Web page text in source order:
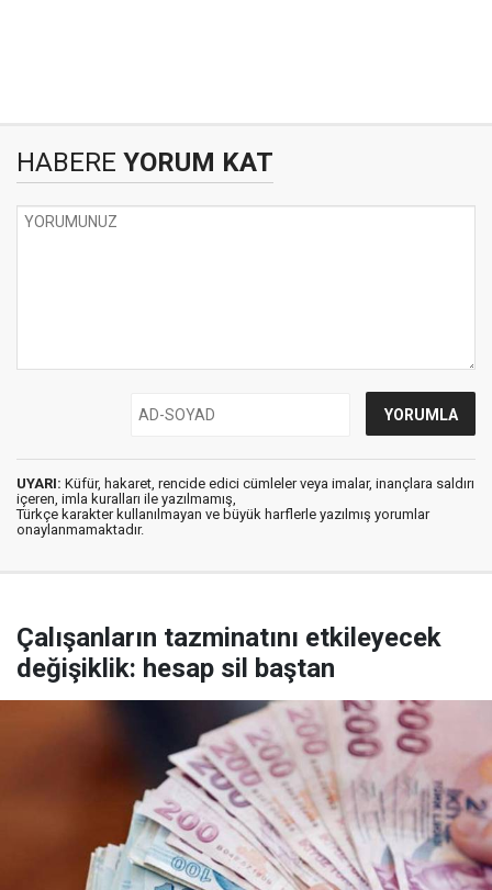
HABERE YORUM KAT
UYARI: Küfür, hakaret, rencide edici cümleler veya imalar, inançlara saldırı
içeren, imla kuralları ile yazılmamış,
Türkçe karakter kullanılmayan ve büyük harflerle yazılmış yorumlar
onaylanmamaktadır.
Çalışanların tazminatını etkileyecek
değişiklik: hesap sil baştan